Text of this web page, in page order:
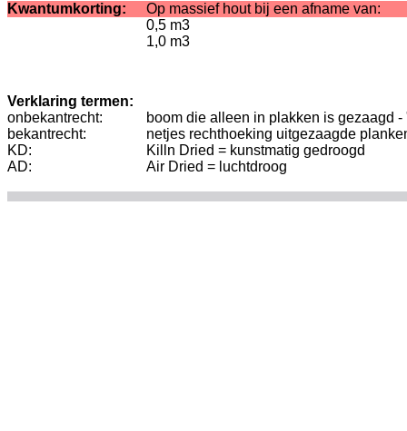
Kwantumkorting:
Op massief hout bij een afname van:
0,5 m3
1,0 m3
Verklaring termen:
onbekantrecht:
bekantrecht:
KD:
AD:
boom die alleen in plakken is gezaagd
netjes rechthoeking uitgezaagde
Killn Dried = kunstmatig gedroogd
Air Dried = luchtdroog